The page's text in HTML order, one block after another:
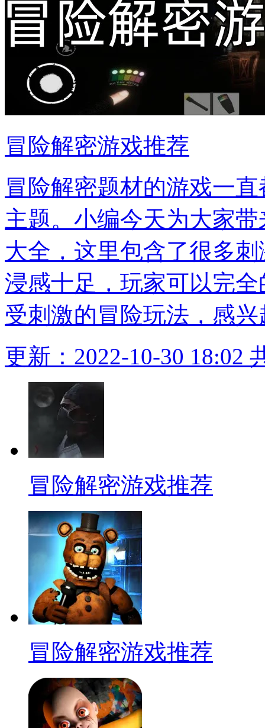
冒险解密游戏推荐
冒险解密题材的游戏一
主题。小编今天为大家
大全，这里包含了很多
浸感十足，玩家可以完
受刺激的冒险玩法，感
更新：2022-10-30 18:02
冒险解密游戏推荐
冒险解密游戏推荐